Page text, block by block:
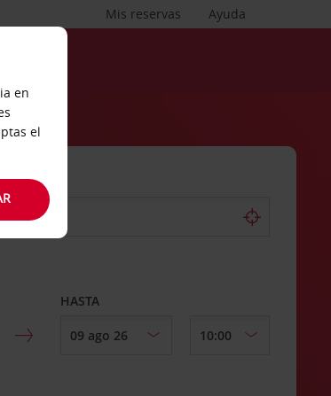
Ayuda
Mis reservas
HASTA
en
el